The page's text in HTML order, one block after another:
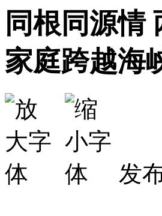
同根同源
家庭跨越海
发